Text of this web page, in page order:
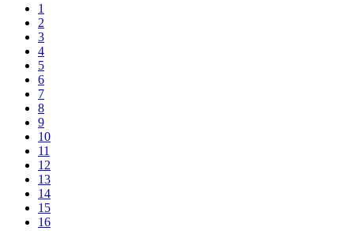
1
2
3
4
5
6
7
8
9
10
11
12
13
14
15
16